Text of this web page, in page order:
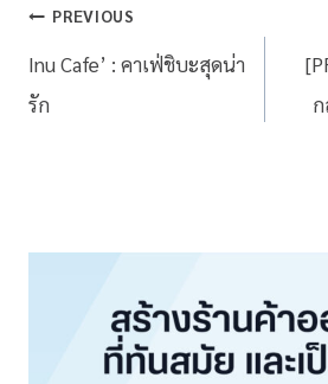
PREVIOUS
Inu Cafe’ : คาเฟ่ชิบะสุดน่า
รัก